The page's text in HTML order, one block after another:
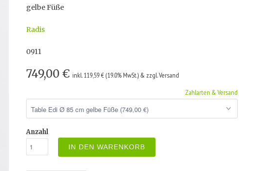
gelbe Füße
Radis
0911
749,00 € inkl. 119,59 € (19.0% MwSt.) & zzgl. Versand
Zahlarten & Versand
Anzahl
IN DEN WARENKORB